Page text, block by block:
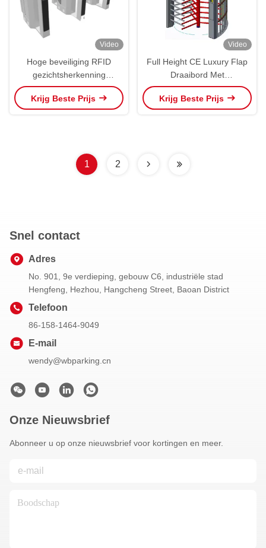
Video
Hoge beveiliging RFID
gezichtsherkenning
vingerafdruk
toegangscontrole flap voor
Krijg Beste Prijs
Video
Full Height CE Luxury Flap
Draaibord Met
Gezichtsherkenning
Draaibord
Krijg Beste Prijs
1 2
Snel contact
Adres
No. 901, 9e verdieping, gebouw C6, industriële stad
Hengfeng, Hezhou, Hangcheng Street, Baoan District
Telefoon
86-158-1464-9049
E-mail
wendy@wbparking.cn
Onze Nieuwsbrief
Abonneer u op onze nieuwsbrief voor kortingen en meer.